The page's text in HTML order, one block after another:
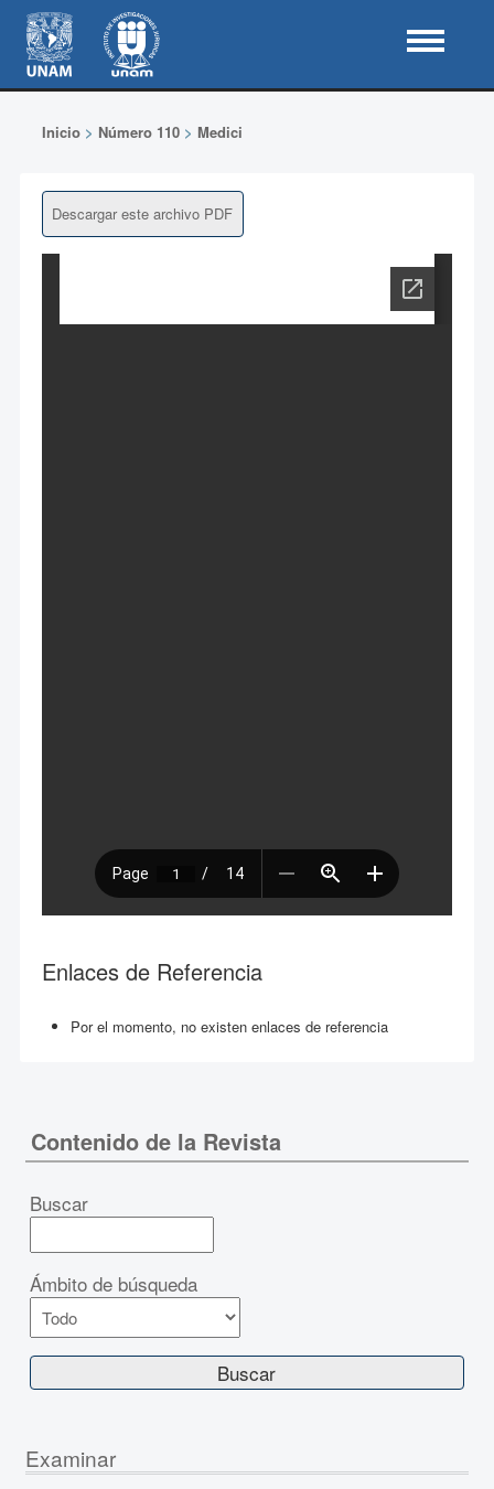
Inicio> Número 110> Medici
Descargar este archivo PDF
Enlaces de Referencia
Por el momento, no existen enlaces de referencia
Contenido de la Revista
Buscar
Ámbito de búsqueda
Examinar